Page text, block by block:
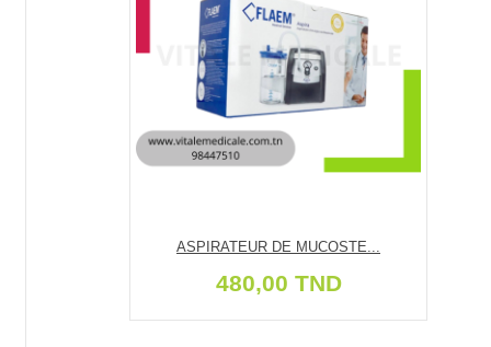
ASPIRATEUR DE MUCOSTE...
480,00 TND